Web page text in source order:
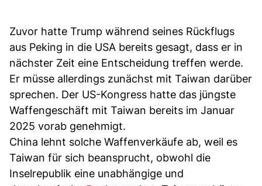
Zuvor hatte Trump während seines Rückflugs
aus Peking in die USA bereits gesagt, dass er in
nächster Zeit eine Entscheidung treffen werde.
Er müsse allerdings zunächst mit Taiwan darüber
sprechen. Der US-Kongress hatte das jüngste
Waffengeschäft mit Taiwan bereits im Januar
2025 vorab genehmigt.
China lehnt solche Waffenverkäufe ab, weil es
Taiwan für sich beansprucht, obwohl die
Inselrepublik eine unabhängige und